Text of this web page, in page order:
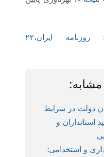
سخنگوی دولت منبع: روزنامه ایران،۲۲
دولت در شرایط
استانداران و
و استخدامی: